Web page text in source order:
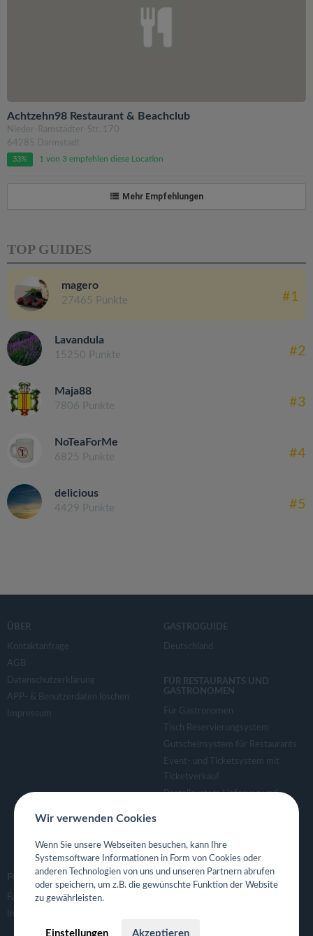
Achtzehn98 Restaurant & Beachclub
Nieder-Ramstädter-Str. 170
64285 Darmstadt
33% 1 von 3 empfehlen diese Location
Mehr Empfehlungen
TOP GUIDES
magero
27465 Punkte #1
Lavandula
15250 Punkte #2
Maja88
7806 Punkte #3
NoTeaForMe
6825 Punkte #4
delicious
4429 Punkte #5
ÜBER
Kontaktanfrage
AGB
Datenschutzerklärung
APP- & Benutzerdaten löschen
Impressum
GASTROGUIDE
Deutschland
FÜR RESTAURANTS UND
GASTRONOMEN
Für Gastronomen
Tisch Reservierungsystem
Gutscheinsystem für Restaurants
Event- und Ticketsystem mit
Ticketverkauf
Bestellsystem Lieferung und
Eigene App für Restaurant
FOLGE UNS
Facebook
Instagram
Wir verwenden Cookies
Wenn Sie unsere Webseiten besuchen, kann Ihre
Systemsoftware Informationen in Form von Cookies oder
anderen Technologien von uns und unseren Partnern abrufen
oder speichern, um z.B. die gewünschte Funktion der Website
zu gewährleisten.
Einstellungen Akzeptieren